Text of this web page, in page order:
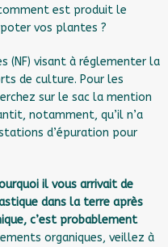
est produit le
vos plantes ?
(NF) visant à réglementer la
de culture. Pour les
sur le sac la mention
notamment, qu’il n’a
d’épuration pour
il vous arrivait de
dans la terre après
c’est probablement
organiques, veillez à